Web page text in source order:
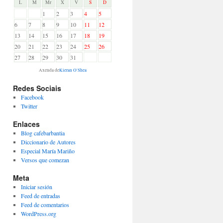
L M Mr X V S D
1 2 3 4
5
6
7 8 9 10 11
12
13
14 15 16 17 18
19
20
21 22 23 24 25
26
27
28 29 30 31
Axenda deKieran O'Shea
Redes Sociais
Facebook
Twitter
Enlaces
Blog cafebarbantia
Diccionario de Autores
Especial María Mariño
Versos que comezan
Meta
Iniciar sesión
Feed de entradas
Feed de comentarios
WordPress.org